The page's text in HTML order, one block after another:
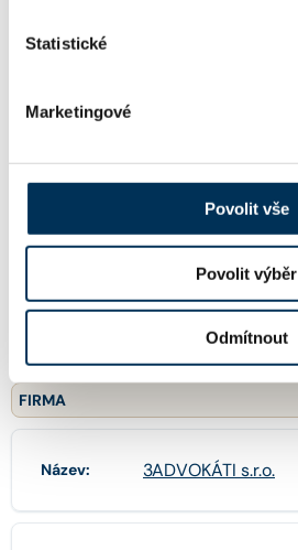
Statistické
Marketingové
Povolit vše
Povolit výběr
Odmítnout
Telefon: +420721766346
FIRMA
Název: 3ADVOKÁTI s.r.o.